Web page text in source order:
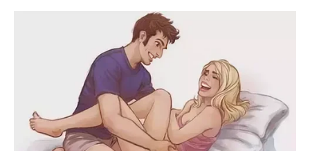
— Це не просто гарбуз! — закричала Галина Петрівна, і її
обличчя вкрилося червоними плямами. — Це ставлення!
Вона мене зневажає, вона сміється з моїх порад, вона
думає, що якщо прочитала розумні книжки, то тепер
розумніша за матір, яка тебе вигодувала! Я ж для вас
стараюся, я ж хочу, щоб у вас усе по-людськи було, а не
ці ваші моди дивакуваті.
Вона демонстративно пішла до своєї кімнати, грюкнувши